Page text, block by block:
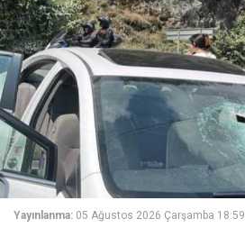
Yayınlanma: 05 Ağustos 2026 Çarşamba 18:59